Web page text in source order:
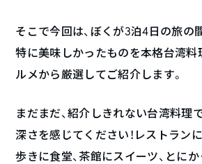
そこで今回は、ぼくが3泊4日の旅の
特に美味しかったものを本格台湾料
ルメから厳選してご紹介します。
まだまだ、紹介しきれない台湾料理
深さを感じてください！レストラン
歩きに食堂、茶館にスイーツ、とに